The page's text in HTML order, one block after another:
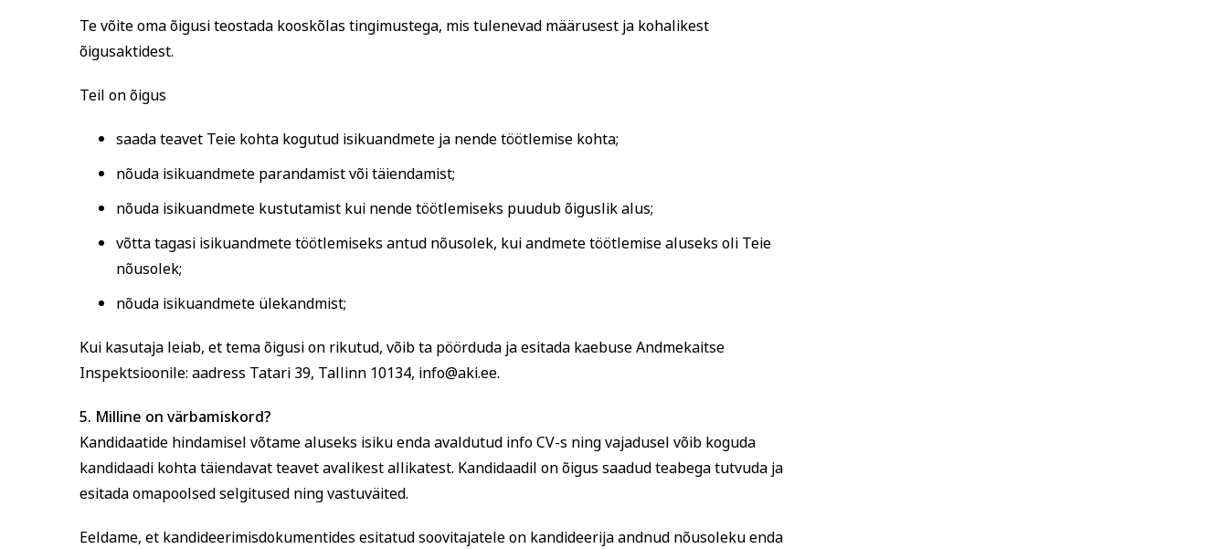
Te võite oma õigusi teostada kooskõlas tingimustega, mis tulenevad määrusest ja kohalikest
õigusaktidest.
Teil on õigus
saada teavet Teie kohta kogutud isikuandmete ja nende töötlemise kohta;
nõuda isikuandmete parandamist või täiendamist;
nõuda isikuandmete kustutamist kui nende töötlemiseks puudub õiguslik alus;
võtta tagasi isikuandmete töötlemiseks antud nõusolek, kui andmete töötlemise aluseks oli Teie
nõusolek;
nõuda isikuandmete ülekandmist;
Kui kasutaja leiab, et tema õigusi on rikutud, võib ta pöörduda ja esitada kaebuse Andmekaitse
Inspektsioonile: aadress Tatari 39, Tallinn 10134, info@aki.ee.
5. Milline on värbamiskord?
Kandidaatide hindamisel võtame aluseks isiku enda avaldutud info CV-s ning vajadusel võib koguda
kandidaadi kohta täiendavat teavet avalikest allikatest. Kandidaadil on õigus saadud teabega tutvuda ja
esitada omapoolsed selgitused ning vastuväited.
Eeldame, et kandideerimisdokumentides esitatud soovitajatele on kandideerija andnud nõusoleku enda